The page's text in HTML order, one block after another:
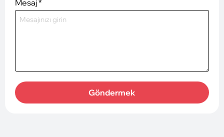
Mesaj*
Göndermek